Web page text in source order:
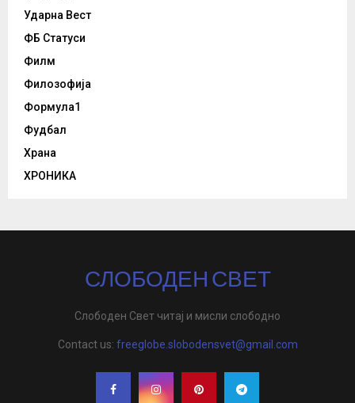
Ударна Вест
ФБ Статуси
Филм
Филозофија
Формула1
Фудбал
Храна
ХРОНИКА
СЛОБОДЕН СВЕТ
Слободен Свет читај и мисли слободно
Contact us: freeglobe.slobodensvet@gmail.com